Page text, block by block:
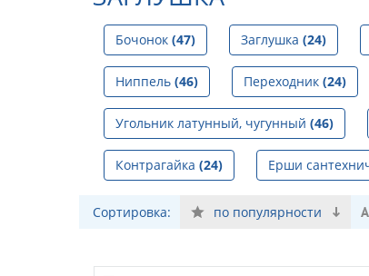
Бочонок (47) Заглушка (24)
Ниппель (46) Переходник (24)
Угольник латунный, чугунный (46)
Контрагайка (24) Ерши
Сортировка: по популярности